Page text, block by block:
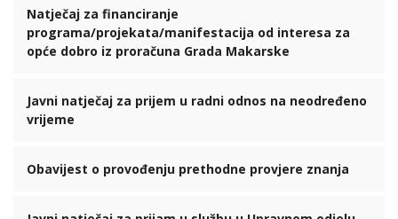
Natječaj za financiranje
programa/projekata/manifestacija od interesa za
opće dobro iz proračuna Grada Makarske
Javni natječaj za prijem u radni odnos na neodređeno
vrijeme
Obavijest o provođenju prethodne provjere znanja